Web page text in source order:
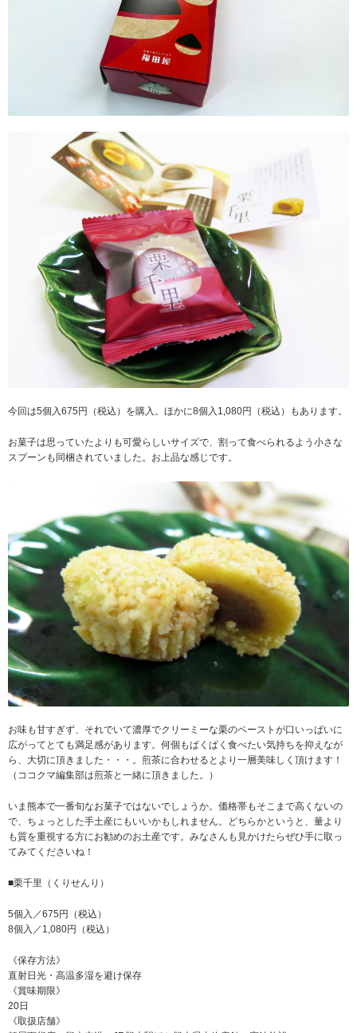
今回は5個入675円（税込）を購入。ほかに8個入1,080円（税込）もあります。
お菓子は思っていたよりも可愛らしいサイズで、割って食べられるよう小さな
スプーンも同梱されていました。お上品な感じです。
お味も甘すぎず、それでいて濃厚でクリーミーな栗のペーストが口いっぱいに
広がってとても満足感があります。何個もぱくぱく食べたい気持ちを抑えなが
ら、大切に頂きました・・・。煎茶に合わせるとより一層美味しく頂けます！
（ココクマ編集部は煎茶と一緒に頂きました。）
いま熊本で一番旬なお菓子ではないでしょうか。価格帯もそこまで高くないの
で、ちょっとした手土産にもいいかもしれません。どちらかというと、量より
も質を重視する方にお勧めのお土産です。みなさんも見かけたらぜひ手に取っ
てみてくださいね！
■栗千里（くりせんり）
5個入／675円（税込）
8個入／1,080円（税込）
《保存方法》
直射日光・高温多湿を避け保存
《賞味期限》
20日
《取扱店舗》